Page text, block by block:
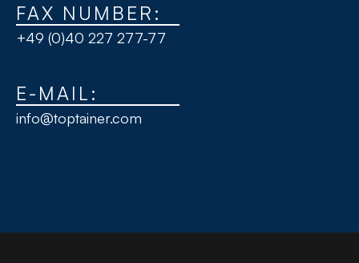
FAX NUMBER:
+49 (0)40 227 277-77
E-MAIL:
info@toptainer.com